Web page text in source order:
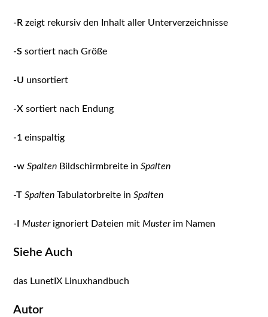
-Rzeigt rekursiv den Inhalt aller Unterverzeichnisse
-Ssortiert nach Größe
-U unsortiert
-X sortiert nach Endung
-1 einspaltig
-w Spalten Bildschirmbreite inSpalten
-T SpaltenTabulatorbreite inSpalten
-I Musterignoriert Dateien mit Musterim Namen
Siehe Auch
das LunetIX Linuxhandbuch
Autor